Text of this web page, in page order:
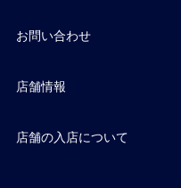
お問い合わせ
店舗情報
店舗の入店について